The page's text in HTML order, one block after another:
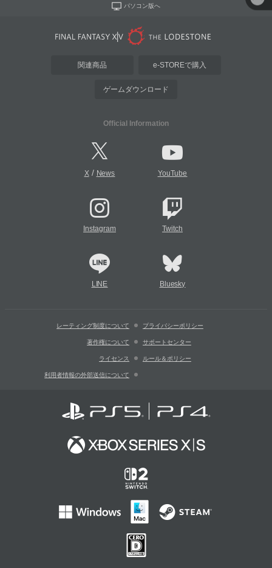
パソコン版へ
関連商品 e-STOREで購入
ゲームダウンロード
Official Information
X/ News YouTube
Instagram Twitch
LINE Bluesky
レーティング制度について プライバシーポリシー
著作権について サポートセンター
ライセンス ルール＆ポリシー
利用者情報の外部送信について